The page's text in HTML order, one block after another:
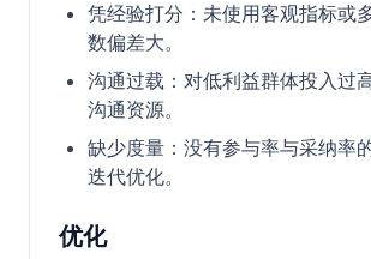
凭经验打分：未使用客观指标或
数偏差大。
沟通过载：对低利益群体投入过
沟通资源。
缺少度量：没有参与率与采纳率
迭代优化。
优化